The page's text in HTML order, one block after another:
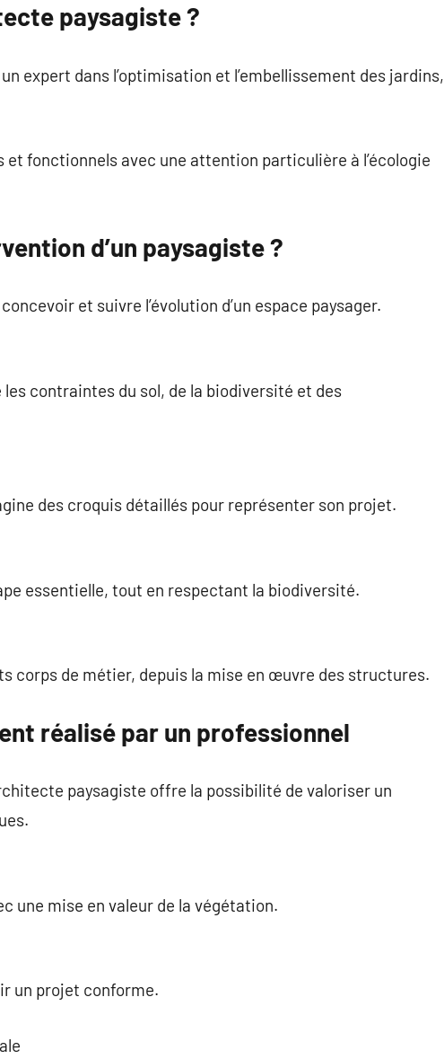
paysagiste ?
expert dans l’optimisation et l’embellissement des jardins,
fonctionnels avec une attention particulière à l’écologie
d’un paysagiste ?
et suivre l’évolution d’un espace paysager.
contraintes du sol, de la biodiversité et des
des croquis détaillés pour représenter son projet.
essentielle, tout en respectant la biodiversité.
corps de métier, depuis la mise en œuvre des structures.
réalisé par un professionnel
paysagiste offre la possibilité de valoriser un
une mise en valeur de la végétation.
un projet conforme.